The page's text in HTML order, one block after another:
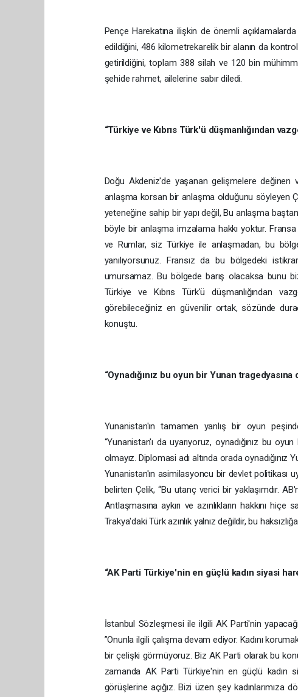
Pençe Harekatına ilişkin de önemli
edildiğini, 486 kilometrekarelik bir alanın da
getirildiğini, toplam 388 silah ve 120 bin
şehide rahmet, ailelerine sabır diledi.
“Türkiye ve Kıbrıs Türk'ü düşmanlığından
Doğu Akdeniz'de yaşanan gelişmelere değinen
anlaşma korsan bir anlaşma olduğunu söyleyen
yeteneğine sahip bir yapı değil, Bu anlaşma
böyle bir anlaşma imzalama hakkı yoktur.
ve Rumlar, siz Türkiye ile anlaşmadan, bu
yanılıyorsunuz. Fransız da bu bölgedeki
umursamaz. Bu bölgede barış olacaksa bunu
Türkiye ve Kıbrıs Türk'ü düşmanlığından
görebileceğiniz en güvenilir ortak, sözünde
konuştu.
“Oynadığınız bu oyun bir Yunan
Yunanistan'ın tamamen yanlış bir oyun
“Yunanistan'ı da uyarıyoruz, oynadığınız bu
olmayız. Diplomasi adı altında orada
Yunanistan'ın asimilasyoncu bir devlet politikası
belirten Çelik, “Bu utanç verici bir yaklaşımdır.
Antlaşmasına aykırı ve azınlıkların hakkını
Trakya'daki Türk azınlık yalnız değildir, bu
“AK Parti Türkiye'nin en güçlü kadın siyasi
İstanbul Sözleşmesi ile ilgili AK Parti'nin
”Onunla ilgili çalışma devam ediyor. Kadını
bir çelişki görmüyoruz. Biz AK Parti olarak bu
zamanda AK Parti Türkiye'nin en güçlü kadın
görüşlerine açığız. Bizi üzen şey kadınlarımıza